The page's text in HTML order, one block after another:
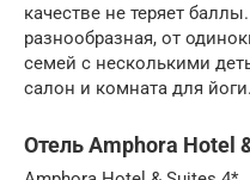
качестве не теряет
разнообразная, от
семей с несколькими
салон и комната для йоги.
Отель Amphora Hotel